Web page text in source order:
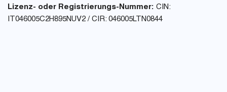
Lizenz- oder Registrierungs-Nummer: CIN:
IT046005C2H895NUV2 / CIR: 046005LTN0844